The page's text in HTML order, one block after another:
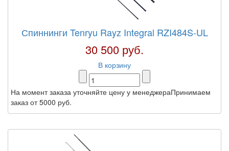
Спиннинги Tenryu Rayz Integral RZI484S-UL
30 500 руб.
В корзину
На момент заказа уточняйте цену у менеджераПринимаем
заказ от 5000 руб.